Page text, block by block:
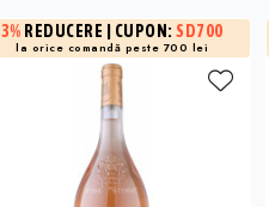
3% REDUCERE | CUPON:SD700
la orice comandă peste 700 lei